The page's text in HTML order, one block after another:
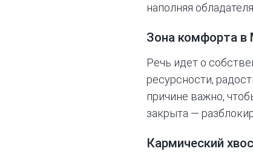
наполняя
Зона комфорта в
Речь идет о
ресурсности,
причине важно,
закрыта —
Кармический